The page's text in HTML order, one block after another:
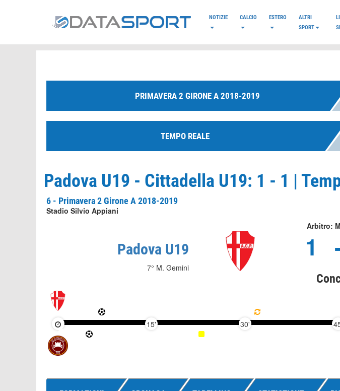
NOTIZIE CALCIO ESTERO
ALTRI
SPORT
PRIMAVERA 2 GIRONE A 2018-2019
TEMPO REALE
Padova U19 - Cittadella U19: 1 - 1 |
6 - Primavera 2 Girone A 2018-2019
Stadio Silvio Appiani
Arbitro:
Padova U19
7° M. Gemini
1
15' 30'